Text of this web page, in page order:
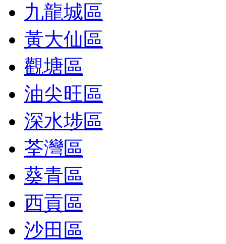
九龍城區
黃大仙區
觀塘區
油尖旺區
深水埗區
荃灣區
葵青區
西貢區
沙田區